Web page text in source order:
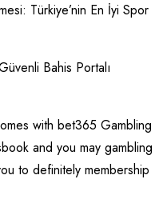
Türkiye’nin En İyi Spor
Bahis Portalı
with bet365 Gambling
and you may gambling
to definitely membership